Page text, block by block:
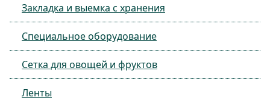
Закладка и выемка с хранения
Специальное оборудование
Сетка для овощей и фруктов
Ленты